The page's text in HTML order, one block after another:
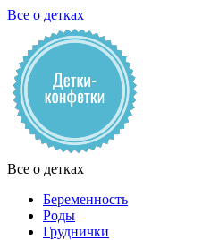
Все о детках
Все о детках
Беременность
Роды
Груднички